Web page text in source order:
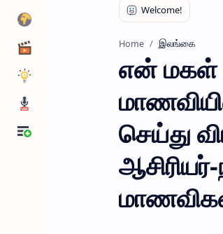
Home இலங்கை
என் மகள்
செய்து